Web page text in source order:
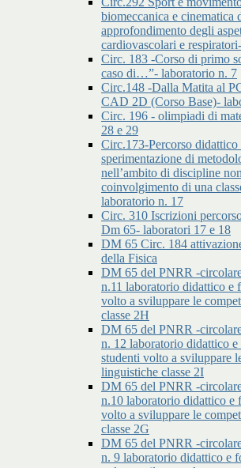
biomeccanica e cinematica
approfondimento degli
cardiovascolari e
Circ. 183 -Corso di primo
caso di…”- laboratorio n. 7
Circ.148 -Dalla Matita al
CAD 2D (Corso Base)-
Circ. 196 - olimpiadi di
28 e 29
Circ.173-Percorso
sperimentazione di
nell’ambito di discipline
coinvolgimento di una
laboratorio n. 17
Circ. 310 Iscrizioni
Dm 65- laboratori 17 e 18
DM 65 Circ. 184
della Fisica
DM 65 del PNRR -
n.11 laboratorio didattico e
volto a sviluppare le
classe 2H
DM 65 del PNRR -
n. 12 laboratorio didattico
studenti volto a sviluppare
linguistiche classe 2I
DM 65 del PNRR -
n.10 laboratorio didattico e
volto a sviluppare le
classe 2G
DM 65 del PNRR -
n. 9 laboratorio didattico e